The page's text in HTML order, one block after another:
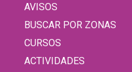
AVISOS
BUSCAR POR ZONAS
CURSOS
ACTIVIDADES